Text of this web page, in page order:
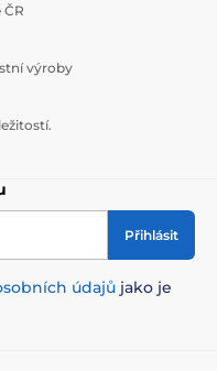
výroby
Přihlásit
údajů jako je